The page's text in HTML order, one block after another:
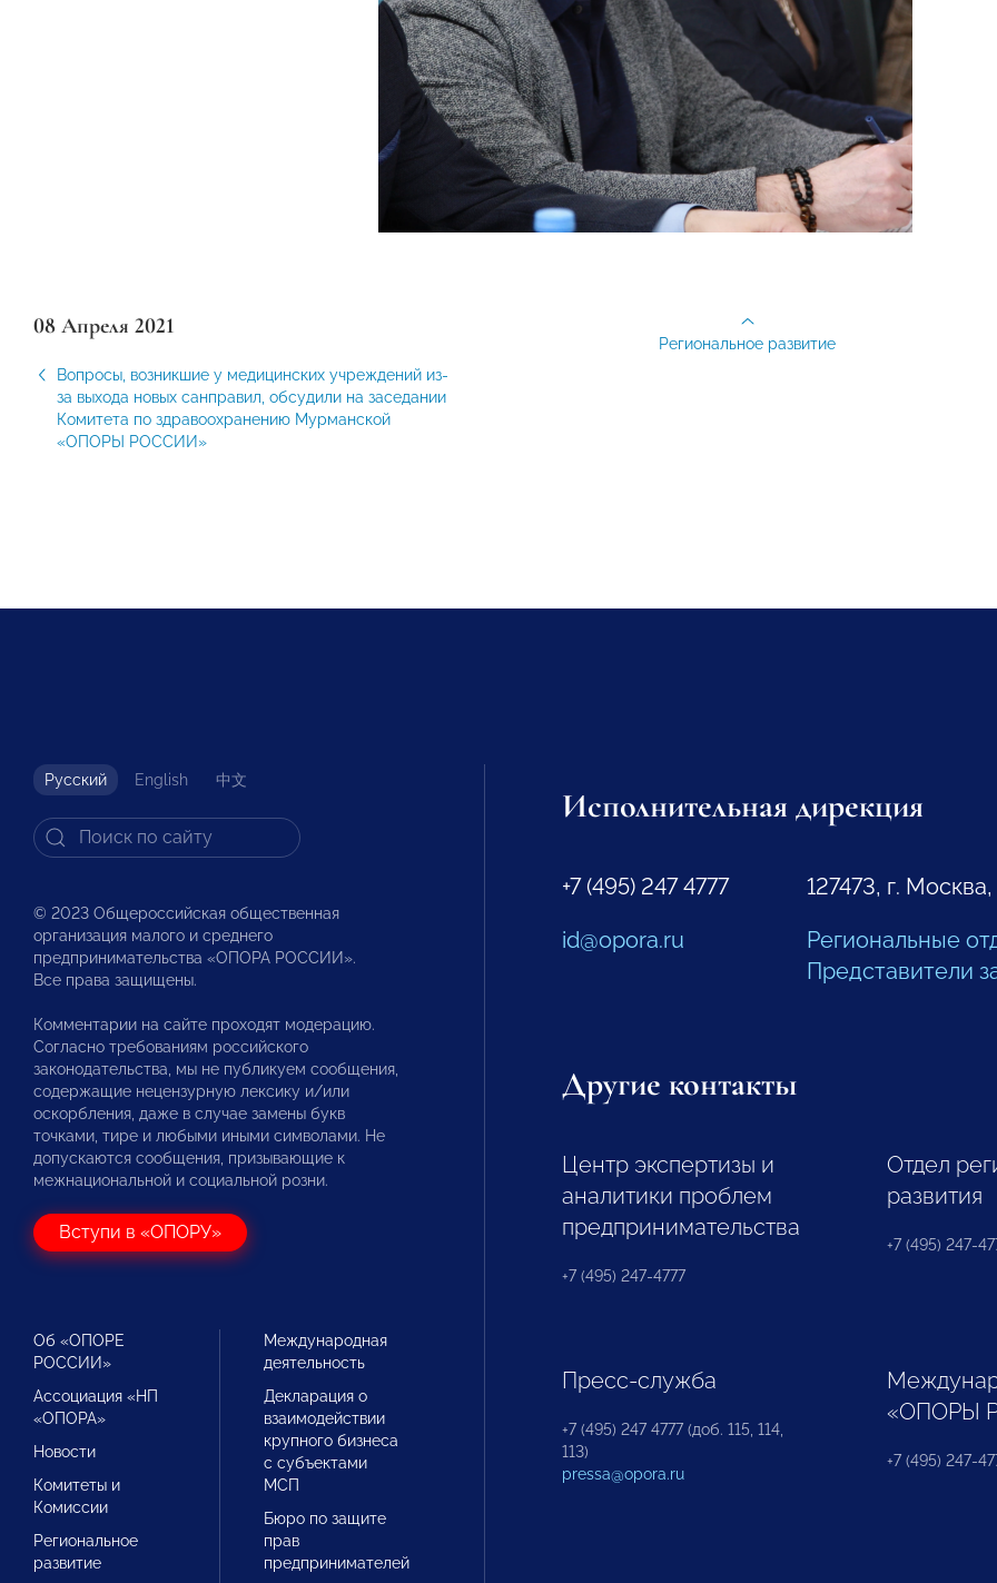
08 Апреля 2021
Вопросы, возникшие у медицинских учреждений из-
за выхода новых санправил, обсудили на заседании
Комитета по здравоохранению Мурманской
«ОПОРЫ РОССИИ»
Региональное развитие
Русский English 中文
© 2023 Общероссийская общественная
организация малого и среднего
предпринимательства «ОПОРА РОССИИ».
Все права защищены.
Комментарии на сайте проходят модерацию.
Согласно требованиям российского
законодательства, мы не публикуем сообщения,
содержащие нецензурную лексику и/или
оскорбления, даже в случае замены букв
точками, тире и любыми иными символами. Не
допускаются сообщения, призывающие к
межнациональной и социальной розни.
Вступи в «ОПОРУ»
Об «ОПОРЕ
РОССИИ»
Ассоциация «НП
«ОПОРА»
Новости
Комитеты и
Комиссии
Региональное
развитие
Международная
деятельность
Декларация о
взаимодействии
крупного бизнеса
с субъектами
МСП
Бюро по защите
прав
предпринимателей
Исполнительная дирекция
+7 (495) 247 4777
id@opora.ru
127473, г.
Региональные
Представители
Другие контакты
Центр экспертизы и
аналитики проблем
предпринимательства
+7 (495) 247-4777
Отдел
развития
+7 (495) 247-
Пресс-служба
+7 (495) 247 4777 (доб. 115, 114,
113)
pressa@opora.ru
«ОПОРЫ
+7 (495) 247-